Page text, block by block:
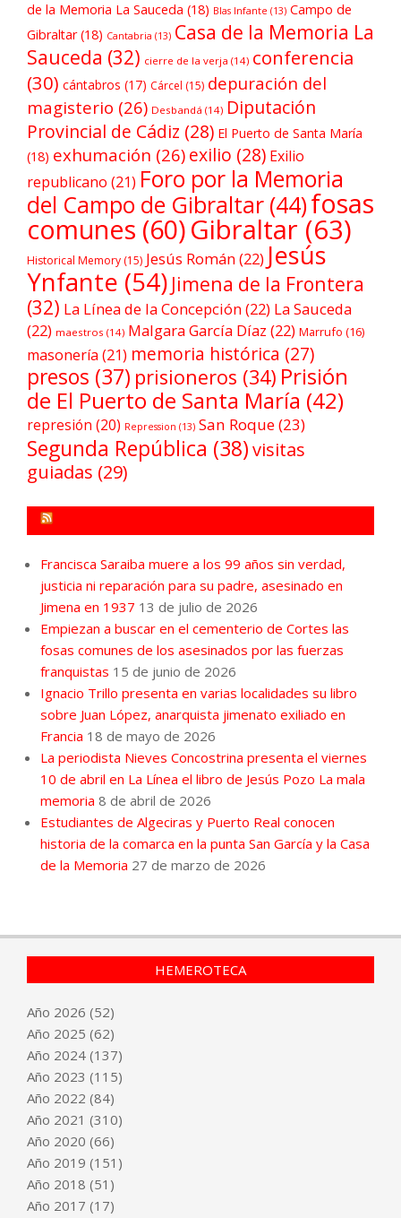
de la Memoria La Sauceda (18) Blas Infante (13) Campo de
Gibraltar(18) Cantabria (13) Casa de la Memoria La
Sauceda (32) cierre de la verja (14) conferencia
(30) cántabros (17) Cárcel (15) depuración del
magisterio (26) Desbandá (14) Diputación
Provincial de Cádiz (28) El Puerto de Santa María
(18) exhumación (26) exilio (28) Exilio
republicano (21) Foro por la Memoria
del Campo de Gibraltar (44)fosas
comunes (60)Gibraltar(63)
Historical Memory (15) Jesús Román(22) Jesús
Ynfante (54) Jimena de la Frontera
(32) La Línea de la Concepción(22) La Sauceda
(22) maestros (14) Malgara García Díaz (22) Marrufo (16)
masonería (21) memoria histórica (27)
presos (37) prisioneros (34) Prisión
de El Puerto de Santa María (42)
represión (20) Repression (13) San Roque(23)
Segunda República (38)visitas
guiadas (29)
Francisca Saraiba muere a los 99 años sin verdad,
justicia ni reparación para su padre, asesinado en
Jimena en 1937 13 de julio de 2026
Empiezan a buscar en el cementerio de Cortes las
fosas comunes de los asesinados por las fuerzas
franquistas 15 de junio de 2026
Ignacio Trillo presenta en varias localidades su libro
sobre Juan López, anarquista jimenato exiliado en
Francia 18 de mayo de 2026
La periodista Nieves Concostrina presenta el viernes
10 de abril en La Línea el libro de Jesús Pozo La mala
memoria 8 de abril de 2026
Estudiantes de Algeciras y Puerto Real conocen
historia de la comarca en la punta San García y la Casa
de la Memoria 27 de marzo de 2026
HEMEROTECA
Año 2026 (52)
Año 2025 (62)
Año 2024 (137)
Año 2023 (115)
Año 2022 (84)
Año 2021 (310)
Año 2020 (66)
Año 2019 (151)
Año 2018 (51)
Año 2017 (17)